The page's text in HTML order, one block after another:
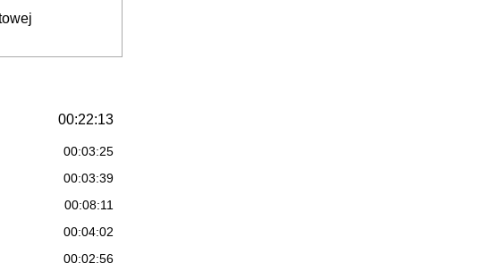
00:22:13
00:03:25
00:03:39
00:08:11
00:04:02
00:02:56